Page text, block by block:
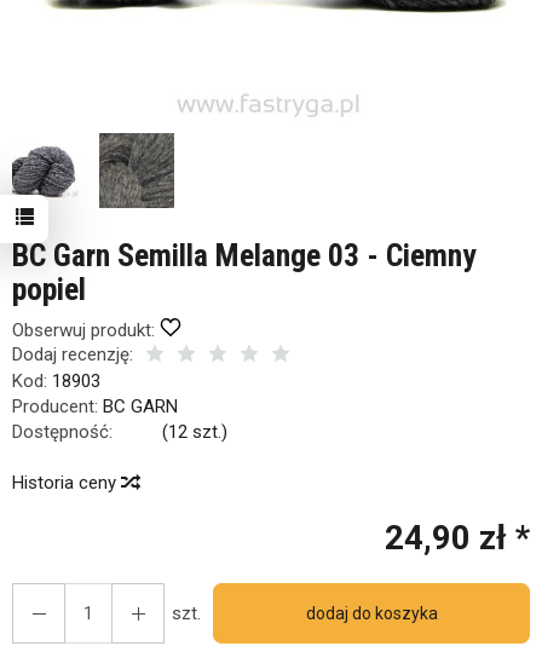
BC Garn Semilla Melange 03 - Ciemny
popiel
Obserwuj produkt:
Dodaj recenzję:
Kod: 18903
Producent: BC GARN
Dostępność:
(12 szt.)
Historia ceny
24,90 zł *
szt. dodaj do koszyka